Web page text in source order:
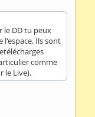
le DD tu peux
l'espace. Ils sont
comme
le Live).